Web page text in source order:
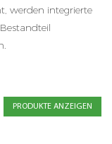
werden integrierte
PRODUKTE ANZEIGEN